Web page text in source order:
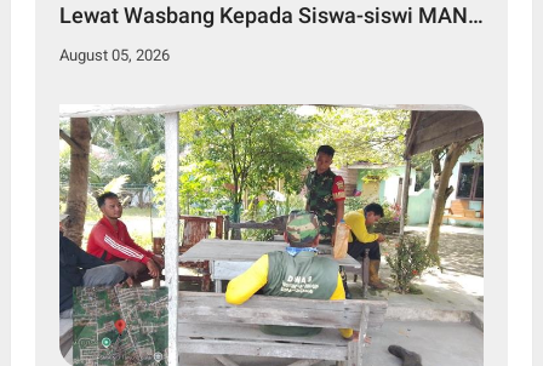
Lewat Wasbang Kepada Siswa-siswi MAN1
Kota Tanjung Balai
August 05, 2026